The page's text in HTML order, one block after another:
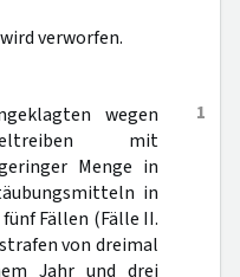
verworfen.
1
wegen
mit
Menge in
in
Fällen (Fälle II.
von dreimal
Jahr und drei